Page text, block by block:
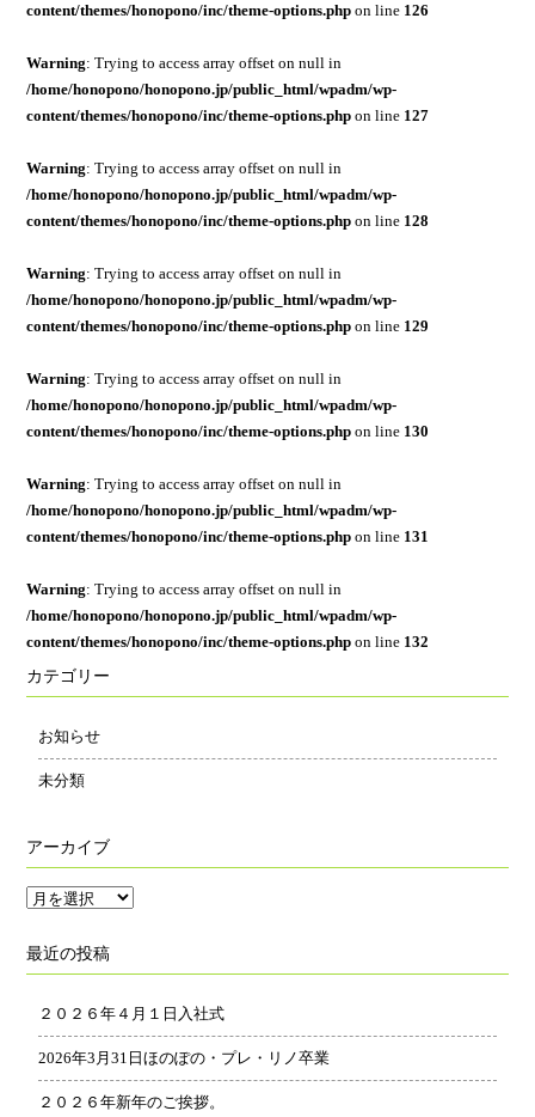
content/themes/honopono/inc/theme-options.phpon line 126
Warning: Trying to access array offset on null in
/home/honopono/honopono.jp/public_html/wpadm/wp-
content/themes/honopono/inc/theme-options.phpon line 127
Warning: Trying to access array offset on null in
/home/honopono/honopono.jp/public_html/wpadm/wp-
content/themes/honopono/inc/theme-options.phpon line 128
Warning: Trying to access array offset on null in
/home/honopono/honopono.jp/public_html/wpadm/wp-
content/themes/honopono/inc/theme-options.phpon line 129
Warning: Trying to access array offset on null in
/home/honopono/honopono.jp/public_html/wpadm/wp-
content/themes/honopono/inc/theme-options.phpon line 130
Warning: Trying to access array offset on null in
/home/honopono/honopono.jp/public_html/wpadm/wp-
content/themes/honopono/inc/theme-options.phpon line 131
Warning: Trying to access array offset on null in
/home/honopono/honopono.jp/public_html/wpadm/wp-
content/themes/honopono/inc/theme-options.phpon line 132
カテゴリー
お知らせ
未分類
アーカイブ
ア
カ
最近の投稿
２０２６年４月１日入社式
2026年3月31日ほのぽの・プレ・リノ卒業
２０２６年新年のご挨拶。